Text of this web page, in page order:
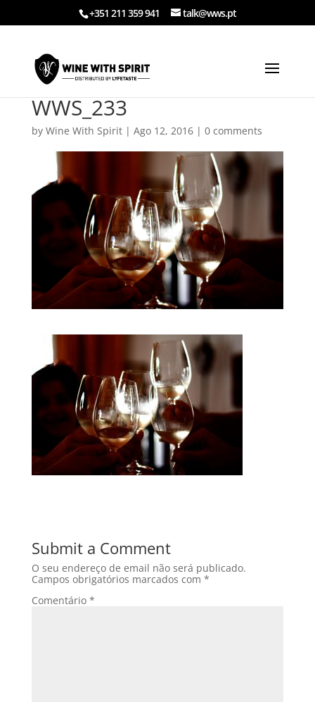
+351 211 359 941 talk@wws.pt
WWS_233
by Wine With Spirit| Ago 12, 2016| 0 comments
Submit a Comment
O seu endereço de email não será publicado.
Campos obrigatórios marcados com *
Comentário *